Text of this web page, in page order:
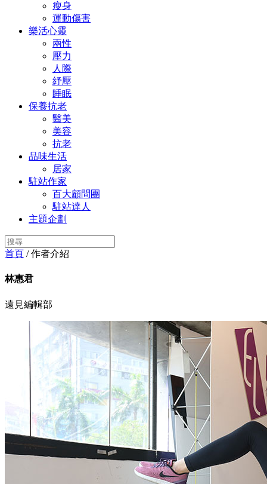
瘦身
運動傷害
樂活心靈
兩性
壓力
人際
紓壓
睡眠
保養抗老
醫美
美容
抗老
品味生活
居家
駐站作家
百大顧問團
駐站達人
主題企劃
首頁 / 作者介紹
林惠君
遠見編輯部